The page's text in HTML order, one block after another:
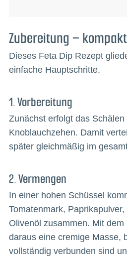
Zubereitung –
Dieses Feta Dip Rezept
einfache Hauptschritte.
1. Vorbereitung
Zunächst erfolgt das
Knoblauchzehen. Damit
später gleichmäßig im
2. Vermengen
In einer hohen Schüssel
Tomatenmark,
Olivenöl zusammen. Mit
daraus eine cremige Masse,
vollständig verbunden sind